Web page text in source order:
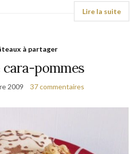
à partager
cara-pommes
2009 37 commentaires